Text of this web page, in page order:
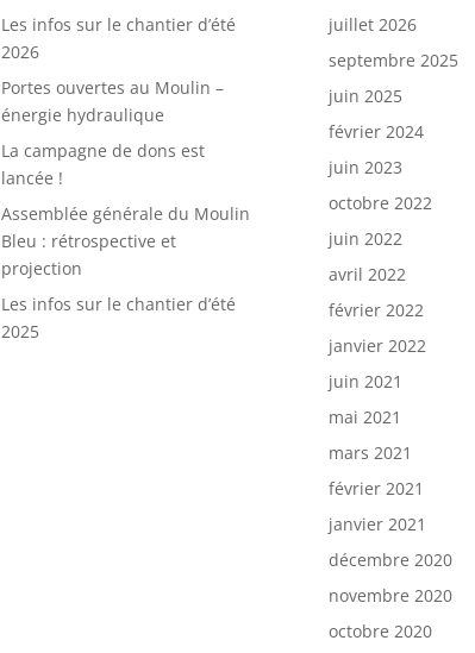
Les infos sur le chantier d’été
2026
Portes ouvertes au Moulin –
énergie hydraulique
La campagne de dons est
lancée !
Assemblée générale du Moulin
Bleu : rétrospective et
projection
Les infos sur le chantier d’été
2025
juillet 2026
septembre 2025
juin 2025
février 2024
juin 2023
octobre 2022
juin 2022
avril 2022
février 2022
janvier 2022
juin 2021
mai 2021
mars 2021
février 2021
janvier 2021
décembre 2020
novembre 2020
octobre 2020